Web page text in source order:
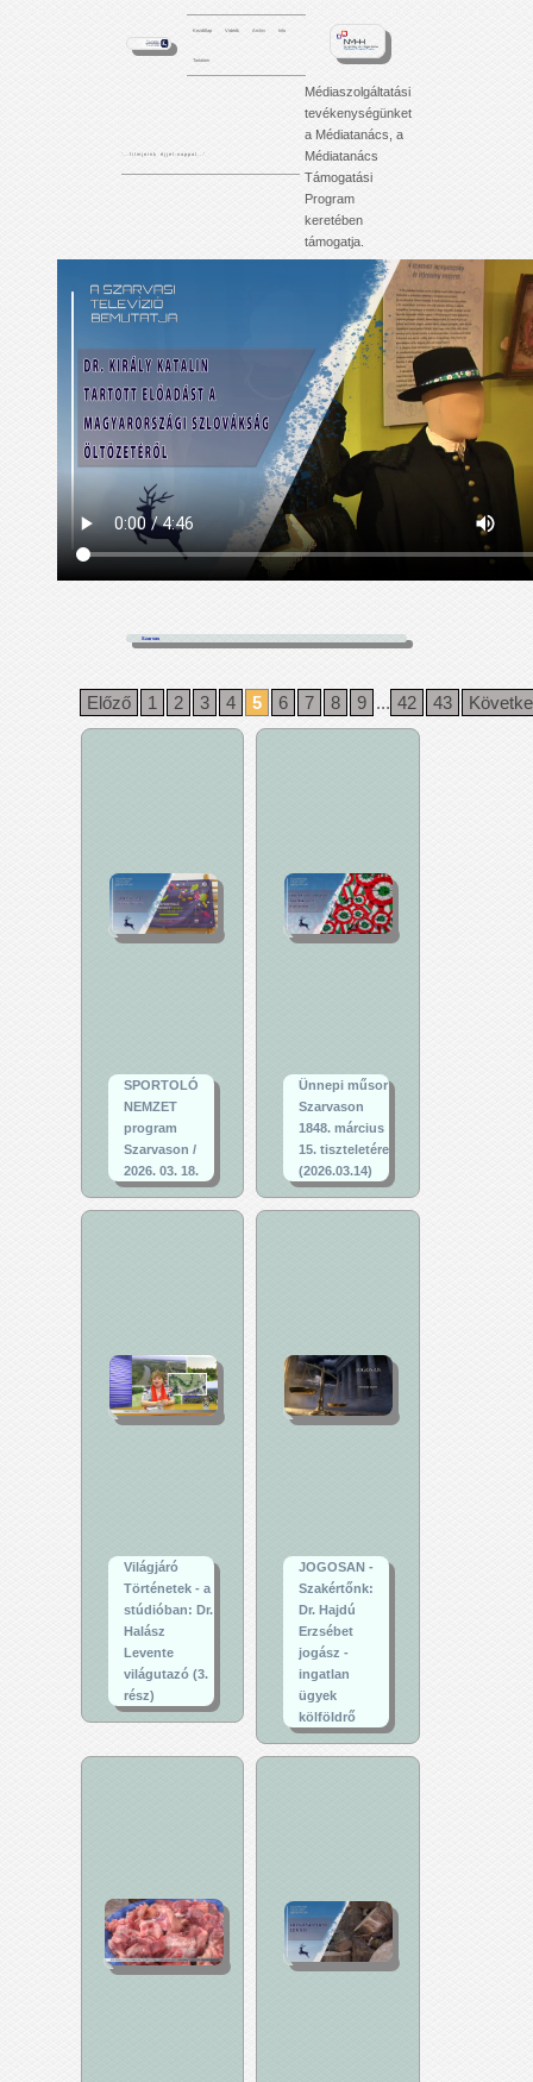
Kezdőlap Videók Archív Info
Tartalom
'. . . f i l m j e i n k é j j e l - n a p p a l . . .'
Médiaszolgáltatási
tevékenységünket
a Médiatanács, a
Médiatanács
Támogatási
Program
keretében
támogatja.
Szarvas
Előző 1 2 3 4 5 6 7 8 9 ... 42 43
SPORTOLÓ
NEMZET
program
Szarvason /
2026. 03. 18.
Ünnepi műsor
Szarvason
1848. március
15. tiszteletére
(2026.03.14)
Világjáró
Történetek - a
stúdióban: Dr.
Halász
Levente
világutazó (3.
rész)
JOGOSAN -
Szakértőnk:
Dr. Hajdú
Erzsébet
jogász -
ingatlan
ügyek
kölföldrő